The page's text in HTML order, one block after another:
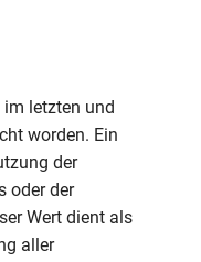
letzten und
worden. Ein
der
oder der
Wert dient als
aller